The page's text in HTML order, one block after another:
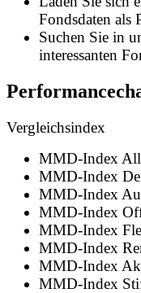
Fondsdaten als
Suchen Sie in
interessanten
Vergleichsindex
MMD-Index
MMD-Index
MMD-Index
MMD-Index
MMD-Index
MMD-Index
MMD-Index
MMD-Index